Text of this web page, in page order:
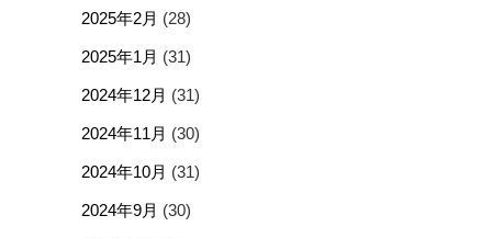
2025年2月 (28)
2025年1月 (31)
2024年12月 (31)
2024年11月 (30)
2024年10月 (31)
2024年9月 (30)